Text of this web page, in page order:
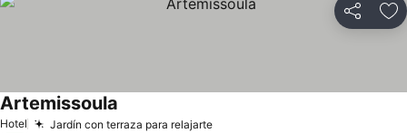
Compartir
Hotel Jardín con terraza para relajarte
Artemissoula